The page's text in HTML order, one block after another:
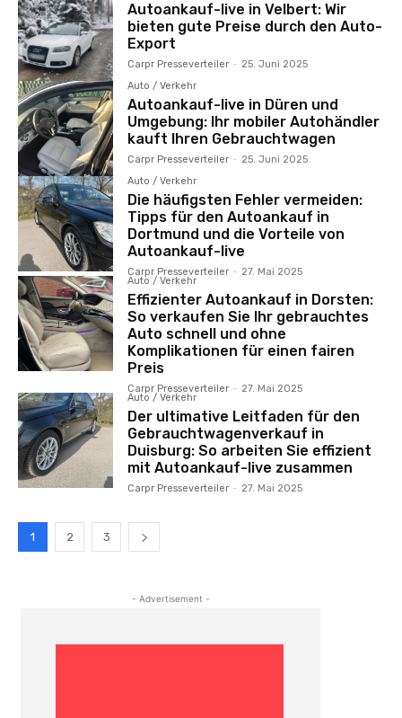
Autoankauf-live in Velbert: Wir
bieten gute Preise durch den Auto-
Export
Carpr Presseverteiler - 25. Juni 2025
Auto / Verkehr
Autoankauf-live in Düren und
Umgebung: Ihr mobiler Autohändler
kauft Ihren Gebrauchtwagen
Carpr Presseverteiler - 25. Juni 2025
Auto / Verkehr
Die häufigsten Fehler vermeiden:
Tipps für den Autoankauf in
Dortmund und die Vorteile von
Autoankauf-live
Carpr Presseverteiler - 27. Mai 2025
Auto / Verkehr
Effizienter Autoankauf in Dorsten:
So verkaufen Sie Ihr gebrauchtes
Auto schnell und ohne
Komplikationen für einen fairen
Preis
Carpr Presseverteiler - 27. Mai 2025
Auto / Verkehr
Der ultimative Leitfaden für den
Gebrauchtwagenverkauf in
Duisburg: So arbeiten Sie effizient
mit Autoankauf-live zusammen
Carpr Presseverteiler - 27. Mai 2025
1 2 3
- Advertisement -